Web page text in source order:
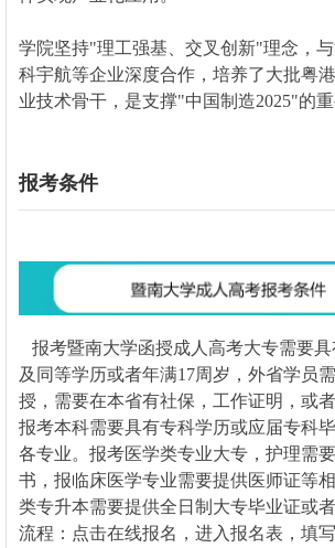
学院坚持"理工强基、交叉创新"理念，
科宇航等企业深度合作，培养了大批粤
业技术骨干，是支撑"中国制造2025"的重
报考条件
报考暨南大学函授成人高考大专需要
及同等学历或者年满17周岁，外省学员
授，需要在本省有社保，工作证明，或者
报考本科需要具有专科学历或应届专科
各专业。报考医学类专业大专，护理需
书，报临床医学专业需要提供医师证等
类专升本需要提供全日制大专毕业证或
流程：点击在线报名，进入报名表，填